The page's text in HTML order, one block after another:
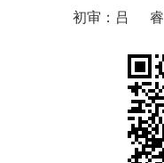
初审： 吕睿